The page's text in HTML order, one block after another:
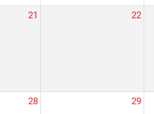
21 22
28 29